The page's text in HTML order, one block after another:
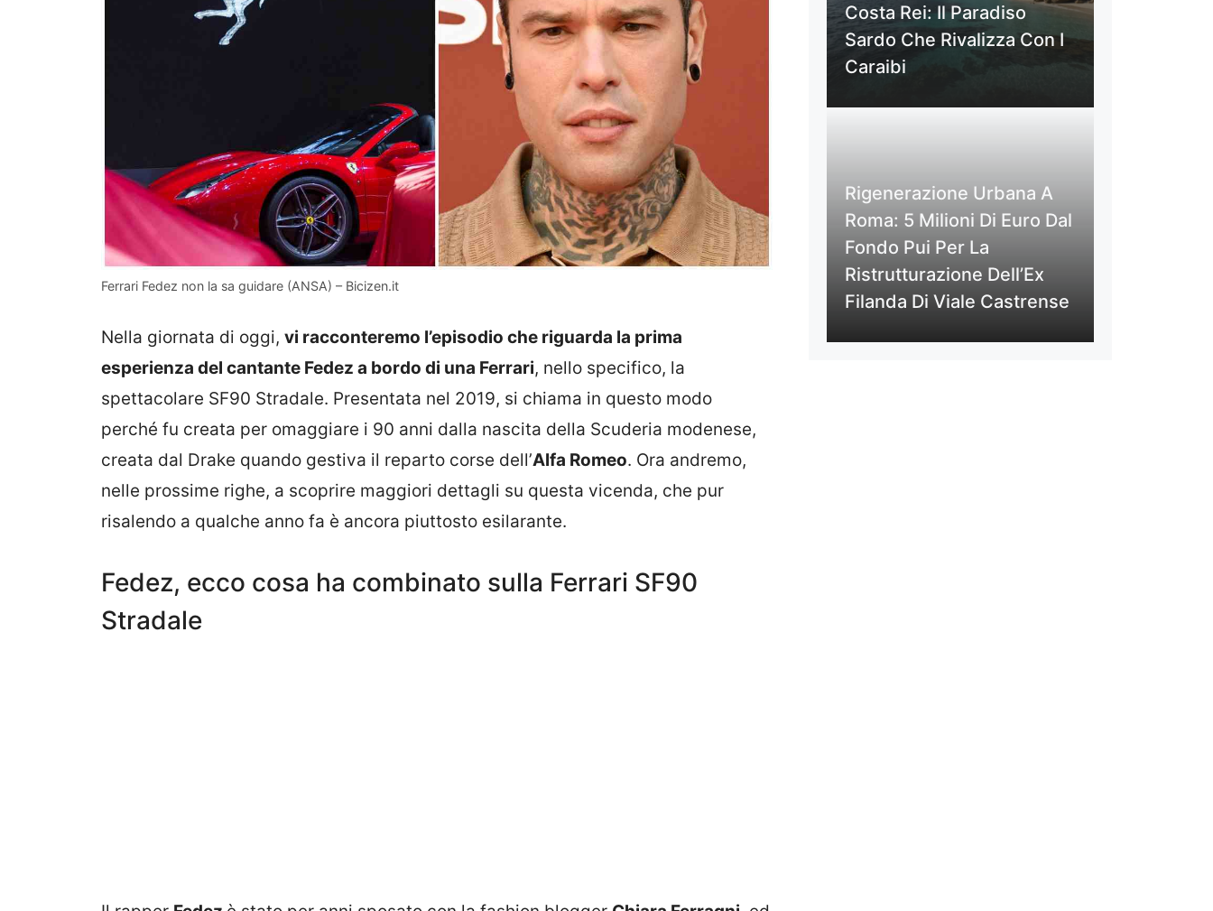
Ferrari Fedez non la sa guidare (ANSA) – Bicizen.it
Nella giornata di oggi, vi racconteremo l’episodio che riguarda la prima
esperienza del cantante Fedez a bordo di una Ferrari, nello specifico, la
spettacolare SF90 Stradale. Presentata nel 2019, si chiama in questo modo
perché fu creata per omaggiare i 90 anni dalla nascita della Scuderia modenese,
creata dal Drake quando gestiva il reparto corse dell’Alfa Romeo. Ora andremo,
nelle prossime righe, a scoprire maggiori dettagli su questa vicenda, che pur
risalendo a qualche anno fa è ancora piuttosto esilarante.
Fedez, ecco cosa ha combinato sulla Ferrari SF90
Stradale
Costa Rei: Il Paradiso
Sardo Che Rivalizza Con I
Caraibi
Rigenerazione Urbana A
Roma: 5 Milioni Di Euro Dal
Fondo Pui Per La
Ristrutturazione Dell’Ex
Filanda Di Viale Castrense